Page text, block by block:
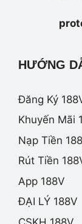
HƯỚNG
Đăng Ký
Khuyến Mãi
Nạp Tiền
Rút Tiền
App 188V
ĐẠI LÝ 188V